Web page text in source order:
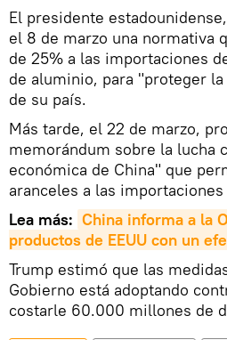
El presidente
el 8 de marzo una normativa
de 25% a las importaciones
de aluminio, para "proteger
de su país.
Más tarde, el 22 de marzo,
memorándum sobre la lucha
económica de China" que
aranceles a las importaciones
Lea más: China informa a la
productos de EEUU con un
Trump estimó que las
Gobierno está adoptando
costarle 60.000 millones de